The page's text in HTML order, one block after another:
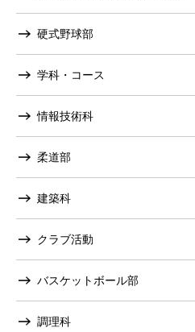
硬式野球部
学科・コース
情報技術科
柔道部
建築科
クラブ活動
バスケットボール部
調理科